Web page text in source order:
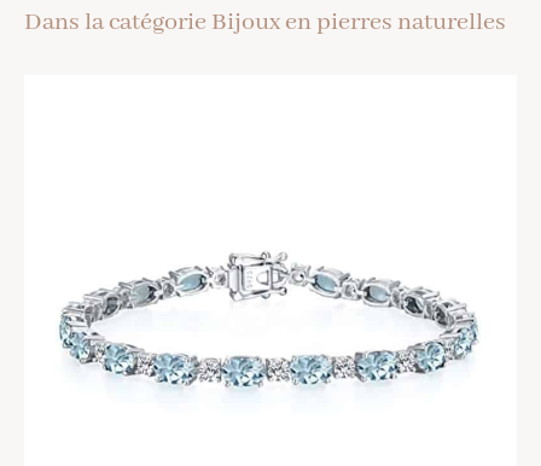
Dans la catégorie Bijoux en pierres naturelles